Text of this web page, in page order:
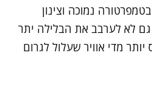
נמוכה וצינון
גם לא לערבב את הבלילה יתר
מדי אוויר שעלול לגרום